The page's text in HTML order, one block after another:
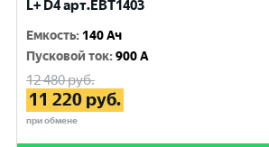
L+ D4 арт.EBT1403
Емкость: 140 Ач
Пусковой ток:900 A
12 480руб.
11 220 руб.
при обмене